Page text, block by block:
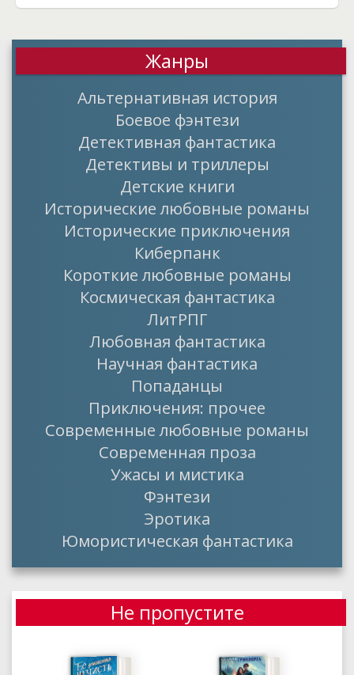
Жанры
Альтернативная история
Боевое фэнтези
Детективная фантастика
Детективы и триллеры
Детские книги
Исторические любовные романы
Исторические приключения
Киберпанк
Короткие любовные романы
Космическая фантастика
ЛитРПГ
Любовная фантастика
Научная фантастика
Попаданцы
Приключения: прочее
Современные любовные романы
Современная проза
Ужасы и мистика
Фэнтези
Эротика
Юмористическая фантастика
Не пропустите